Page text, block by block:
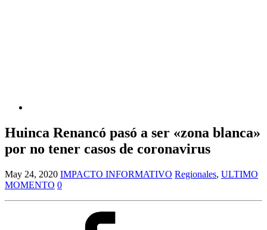
Huinca Renancó pasó a ser «zona blanca»
por no tener casos de coronavirus
May 24, 2020 IMPACTO INFORMATIVO Regionales, ULTIMO
MOMENTO 0